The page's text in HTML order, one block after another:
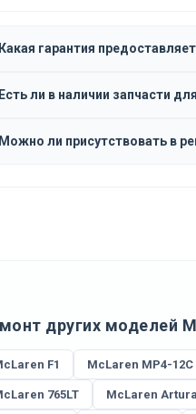
гарантия
ли в наличии запчасти
ли присутствовать в
других моделей
F1 McLaren MP4-12C
765LT McLaren Artura